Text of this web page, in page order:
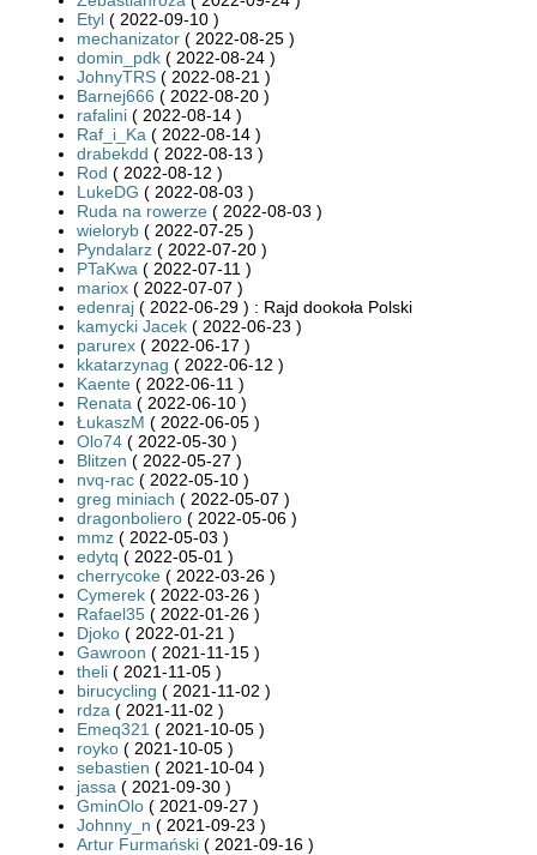
Etyl ( 2022-09-10 )
mechanizator ( 2022-08-25 )
domin_pdk ( 2022-08-24 )
JohnyTRS ( 2022-08-21 )
Barnej666 ( 2022-08-20 )
rafalini ( 2022-08-14 )
Raf_i_Ka ( 2022-08-14 )
drabekdd ( 2022-08-13 )
Rod ( 2022-08-12 )
LukeDG ( 2022-08-03 )
Ruda na rowerze ( 2022-08-03 )
wieloryb ( 2022-07-25 )
Pyndalarz ( 2022-07-20 )
PTaKwa ( 2022-07-11 )
mariox ( 2022-07-07 )
edenraj ( 2022-06-29 ) : Rajd dookoła Polski
kamycki Jacek ( 2022-06-23 )
parurex ( 2022-06-17 )
kkatarzynag ( 2022-06-12 )
Kaente ( 2022-06-11 )
Renata ( 2022-06-10 )
ŁukaszM ( 2022-06-05 )
Olo74 ( 2022-05-30 )
Blitzen ( 2022-05-27 )
nvq-rac ( 2022-05-10 )
greg miniach ( 2022-05-07 )
dragonboliero ( 2022-05-06 )
mmz ( 2022-05-03 )
edytq ( 2022-05-01 )
cherrycoke ( 2022-03-26 )
Cymerek ( 2022-03-26 )
Rafael35 ( 2022-01-26 )
Djoko ( 2022-01-21 )
Gawroon ( 2021-11-15 )
theli ( 2021-11-05 )
birucycling ( 2021-11-02 )
rdza ( 2021-11-02 )
Emeq321 ( 2021-10-05 )
royko ( 2021-10-05 )
sebastien ( 2021-10-04 )
jassa ( 2021-09-30 )
GminOlo ( 2021-09-27 )
Johnny_n ( 2021-09-23 )
Artur Furmański ( 2021-09-16 )